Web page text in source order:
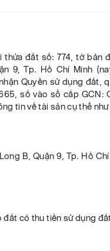
đất số: 774, tờ bản
9, Tp. Hồ Chí Minh
Quyền sử dụng đất,
số vào sổ cấp GCN:
tin về tài sản cụ thể như
B, Quận 9, Tp. Hồ
đất có thu tiền sử dụng